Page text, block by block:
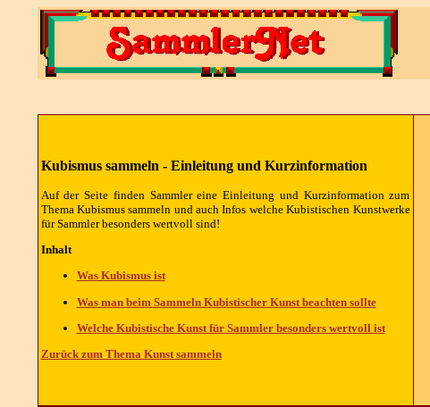
Kubismus sammeln - Einleitung und Kurzinformation
Auf der Seite finden Sammler eine Einleitung und Kurzinformation zum
Thema Kubismus sammeln und auch Infos welche Kubistischen Kunstwerke
für Sammler besonders wertvoll sind!
Inhalt
Was Kubismus ist
Was man beim Sammeln Kubistischer Kunst beachten sollte
Welche Kubistische Kunst für Sammler besonders wertvoll ist
Zurück zum Thema Kunst sammeln